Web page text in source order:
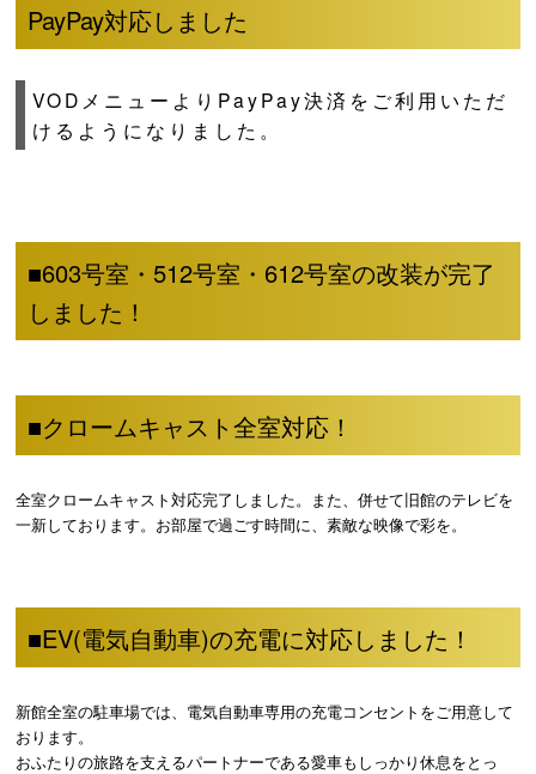
PayPay対応しました
VODメニューよりPayPay決済をご利用いただ
けるようになりました。
■603号室・512号室・612号室の改装が完了
しました！
■クロームキャスト全室対応！
全室クロームキャスト対応完了しました。また、併せて旧館のテレビを
一新しております。お部屋で過ごす時間に、素敵な映像で彩を。
■EV(電気自動車)の充電に対応しました！
新館全室の駐車場では、電気自動車専用の充電コンセントをご用意して
おります。
おふたりの旅路を支えるパートナーである愛車もしっかり休息をとっ